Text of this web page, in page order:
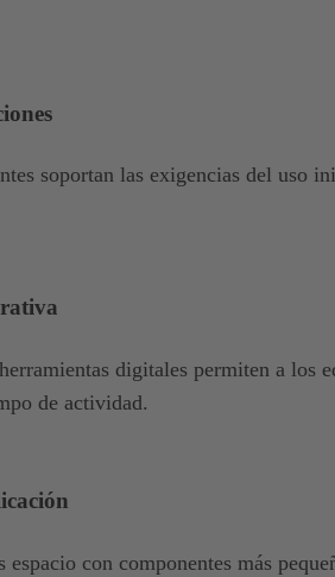
soportan las exigencias del uso
digitales permiten a los
de actividad.
espacio con componentes más